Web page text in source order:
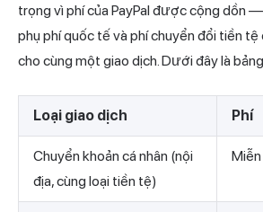
trọng vì phí của PayPal được cộng dồn
phụ phí quốc tế và phí chuyển đổi tiền
cho cùng một giao dịch. Dưới đây là
Loại giao dịch Phí
Chuyển khoản cá nhân (nội
địa, cùng loại tiền tệ)